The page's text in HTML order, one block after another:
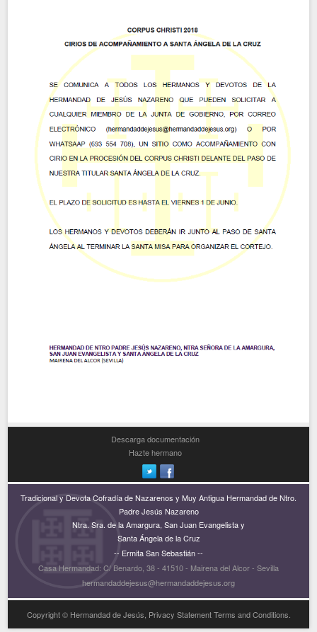
Descarga documentación
Hazte hermano
Tradicional y Devota Cofradía de Nazarenos y Muy Antigua Hermandad de Ntro.
Padre Jesús Nazareno
Ntra. Sra. de la Amargura, San Juan Evangelista y
Santa Ángela de la Cruz
-- Ermita San Sebastián --
Casa Hermandad: C/ Benardo, 38 - 41510 - Mairena del Alcor - Sevilla
hermandaddejesus@hermandaddejesus.org
Copyright © Hermandad de Jesús, Privacy Statement Terms and Conditions.